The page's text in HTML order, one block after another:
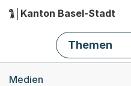
Hauptnavigation
Kanton Basel-Stadt
Themen
Medien